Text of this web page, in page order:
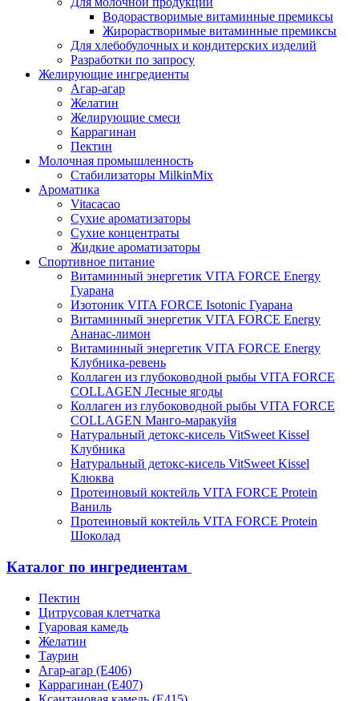
Водорастворимые витаминные премиксы
Жирорастворимые витаминные премиксы
Для хлебобулочных и кондитерских изделий
Разработки по запросу
Желирующие ингредиенты
Агар-агар
Желатин
Желирующие смеси
Каррагинан
Пектин
Молочная промышленность
Стабилизаторы MilkinMix
Ароматика
Vitacacao
Сухие ароматизаторы
Сухие концентраты
Жидкие ароматизаторы
Спортивное питание
Витаминный энергетик VITA FORCE Energy
Гуарана
Изотоник VITA FORCE Isotonic Гуарана
Витаминный энергетик VITA FORCE Energy
Ананас-лимон
Витаминный энергетик VITA FORCE Energy
Клубника-ревень
Коллаген из глубоководной рыбы VITA FORCE
COLLAGEN Лесные ягоды
Коллаген из глубоководной рыбы VITA FORCE
COLLAGEN Манго-маракуйя
Натуральный детокс-кисель VitSweet Kissel
Клубника
Натуральный детокс-кисель VitSweet Kissel
Клюква
Протеиновый коктейль VITA FORCE Protein
Ваниль
Протеиновый коктейль VITA FORCE Protein
Шоколад
Каталог по ингредиентам
Пектин
Цитрусовая клетчатка
Гуаровая камедь
Желатин
Таурин
Агар-агар (Е406)
Каррагинан (Е407)